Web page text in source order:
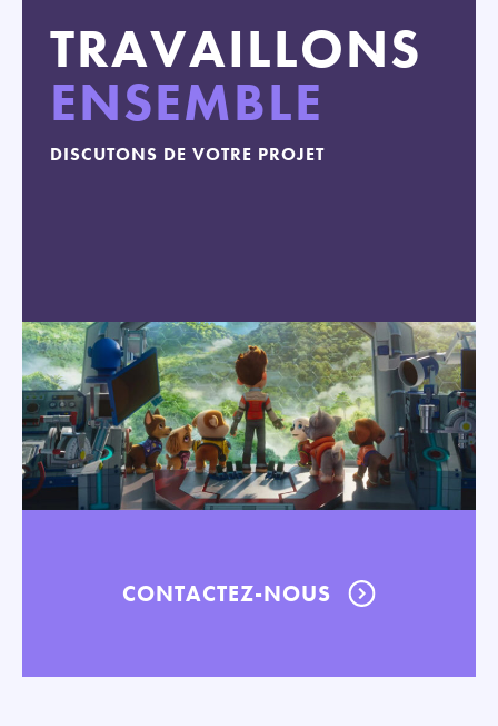
TRAVAILLONS
ENSEMBLE
DISCUTONS DE VOTRE PROJET
CONTACTEZ-NOUS